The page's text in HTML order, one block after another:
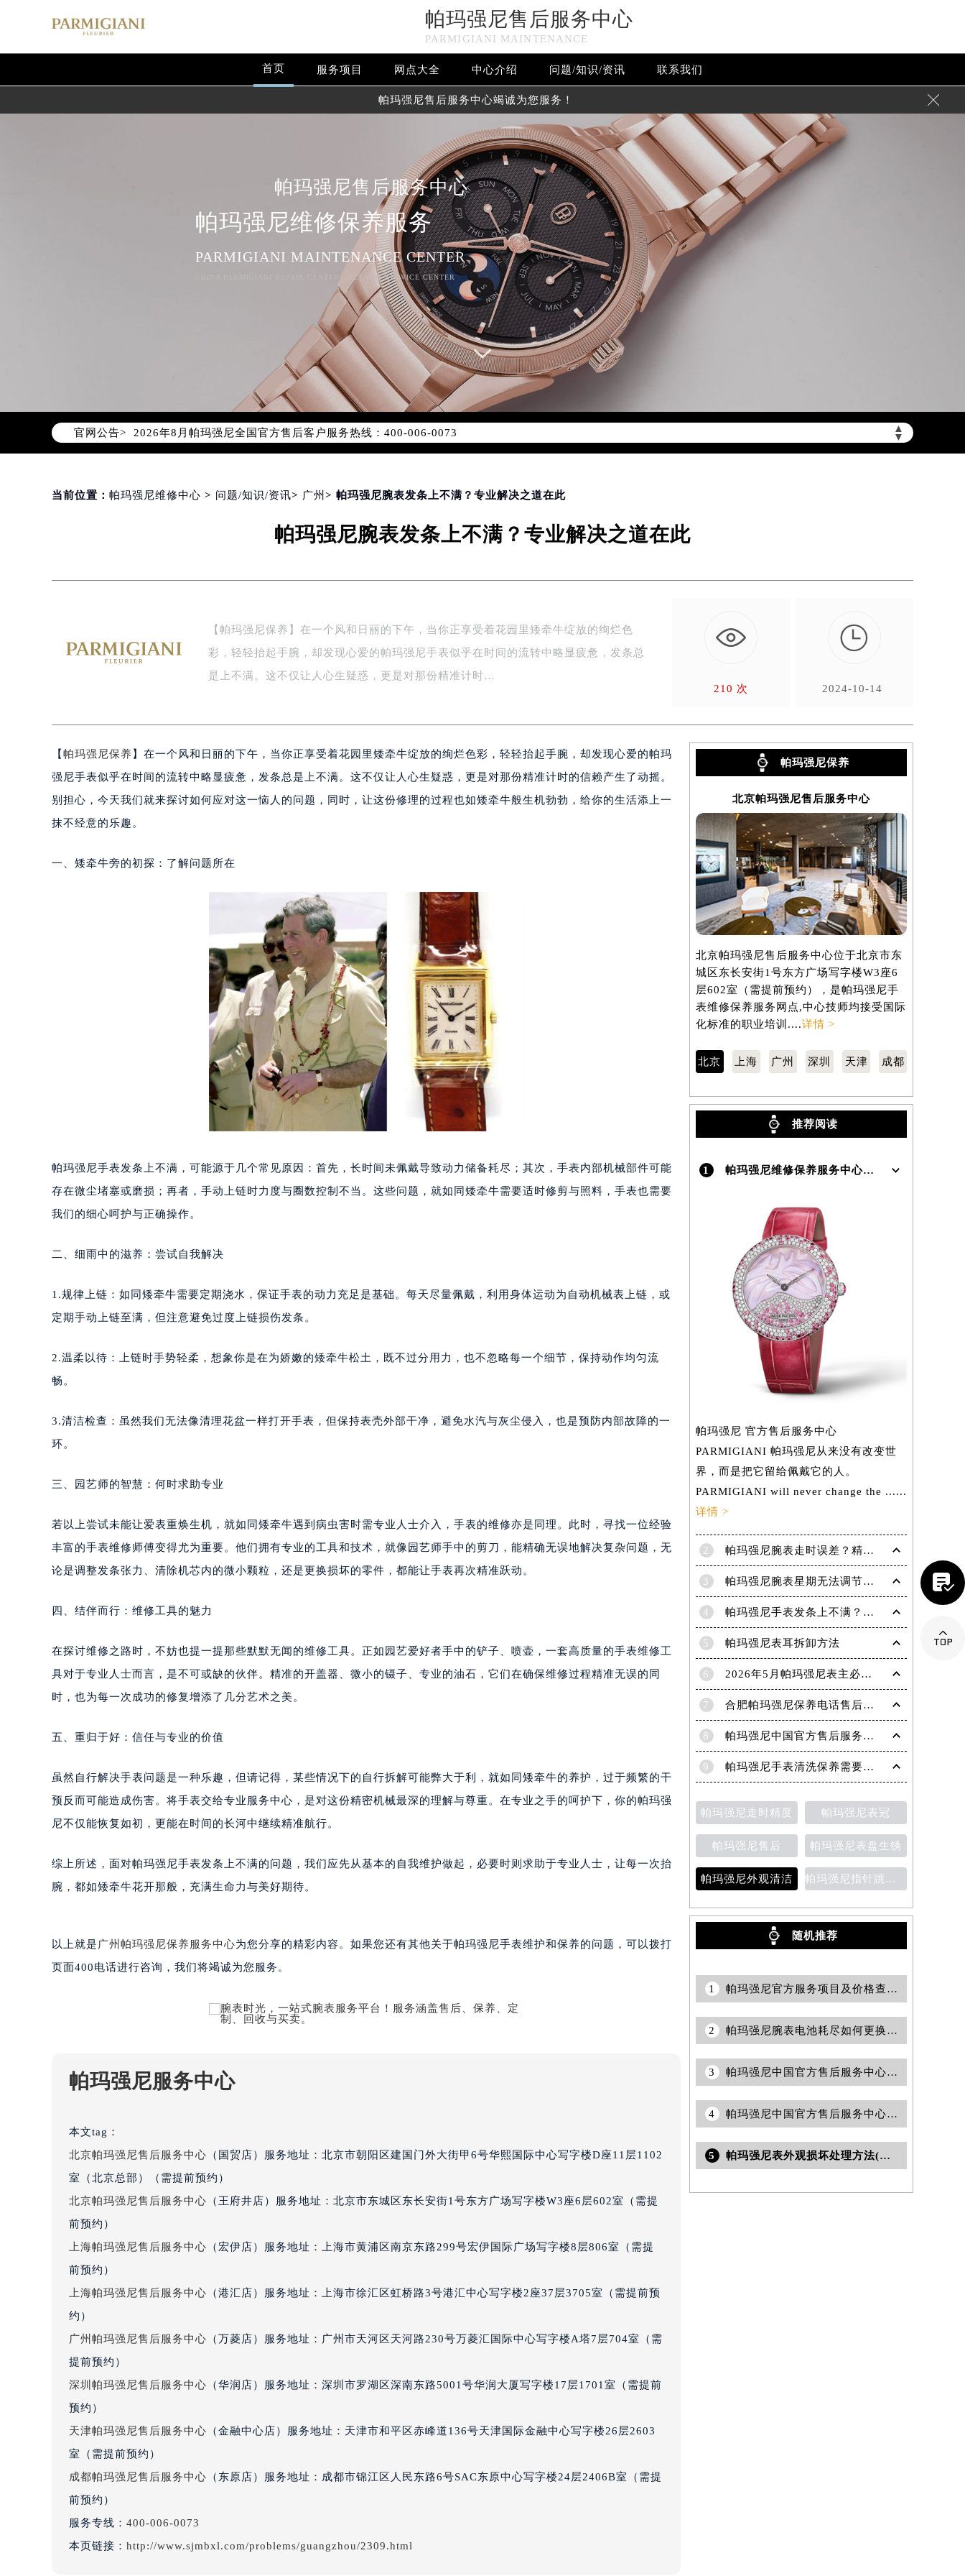
帕玛强尼售后服务中心
PARMIGIANI MAINTENANCE
首页 服务项目 网点大全 中心介绍 问题/知识/资讯 联系我们
帕玛强尼售后服务中心竭诚为您服务！ 
帕玛强尼售后服务中心
帕玛强尼维修保养服务
PARMIGIANI MAINTENANCE CENTER
CHINA PARMIGIANI REPAIR CENTER - REPAIRS SERVICE CENTER
官网公告> ▲
▼
2026年8月帕玛强尼中国区售后服务网络优化升级公告
2026年8月帕玛强尼全国官方售后客户服务热线：400-006-0073
帕玛强尼官方全国统一服务热线400-006-0073，服务覆盖中国大陆、香港、澳门、台湾全部区域（非大陆需加拨“+86”）
2026年8月帕玛强尼售后服务中心最新网点地址：
北京市东城区东长安街1号东方广场写字楼W3座6层602室（需提前预约）
上海市徐汇区虹桥路3号港汇中心写字楼2座37层3705室（需提前预约）
扬州市邗江区国展路29号星耀天地写字楼1号楼18层1803室（需提前预约）
盐城市盐都区世纪大道5号盐城金融城写字楼1号楼16层1604室（需提前预约）
泰州市海陵区永定东路399号置地商务中心东塔写字楼（华润万象城）17层1706室（需提前预约）
绍兴市越城区胜利东路379号世茂天际中心写字楼8层805室（需提前预约）
嘉兴市南湖区广益路705号嘉兴世界贸易中心写字楼A座13层1304室（需提前预约）
南昌市红谷滩新区红谷中大道998号绿地双子塔（中央广场）A1座办公楼14层07室（需提前预约）
广州市越秀区环市东路371-375号世界贸易中心大厦南塔写字楼15层07室（需提前预约）
惠州市惠城区江北文昌一路7号华贸大厦写字楼1座30层05室（需提前预约）
厦门市思明区湖滨东路95号华润大厦写字楼B座11层1104室（需提前预约）
福州市鼓楼区五四路128-1号恒力城写字楼15层03室（需提前预约）
成都市锦江区人民东路6号SAC东原中心写字楼24层2406B室（需提前预约）
重庆市江北区观音桥步行街2号融恒时代广场写字楼9层902室（需提前预约）
长沙市芙蓉区定王台街道建湘路393号世茂环球金融中心写字楼（芙蓉广场）10层13室（需提前预约）
郑州市二七区铭功路10号华润大厦写字楼29层2905室（需提前预约）
太原市迎泽区解放路15号亨得利名表服务中心（品牌授权店）3层整层（需提前预约）
沈阳市沈河区中街路137号亨得利名表服务中心（品牌授权店）1层整层（需提前预约）
沈阳市沈河区中街路83号亨得利名表服务中心（品牌授权店）1层整层（需提前预约）
乌鲁木齐市天山区红山路26号时代广场（CCMALL）C座17层17-B（需提前预约）
温州市鹿城区锦绣路1067号置信广场10层1015室（需提前预约）
佛山市禅城区季华五路57号万科金融中心C座12层1205室（需提前预约）
东莞市东城街道鸿福东路1号民盈国贸中心T1写字楼9层907室（需提前预约）
无锡市梁溪区人民中路139号恒隆广场写字楼1座11层1104室（需提前预约）
苏州市苏州工业园区星港街199号苏州中心办公楼C座22层08室（需提前预约）
南宁市青秀区金湖路59号地王大厦12楼1224室（需提前预约）
合肥市蜀山区潜山路111号万象城华润大厦B座12楼03室（需提前预约）
青岛市南区山东路6号华润大厦B座22层04室（需提前预约）
贵阳市南明区都司高架桥路33号亨特国际金融中心14楼14D（需提前预约）
西安市碑林区南关正街88号华侨城长安国际中心E座6楼10室（需提前预约）
唐山市路南区新华东道100号万达广场写字楼A座10层1002室（需提前预约）
台州市椒江区东海大道1800号腾达中心东1幢20楼2002室（需提前预约）
甘肃省兰州市七里河区西津西路16号兰州中心写字楼21层2102室（需提前预约）
黑龙江省大庆市萨尔图区会战大街帕玛强尼售后服务中心（需提前预约）
黑龙江省黑河市爱辉区中央街帕玛强尼售后服务中心（需提前预约）
黑龙江省鸡西市鸡冠区红军路帕玛强尼售后服务中心（需提前预约）
黑龙江省佳木斯市向阳区长安路帕玛强尼售后服务中心（需提前预约）
黑龙江省七台河市桃山区大同街帕玛强尼售后服务中心（需提前预约）
黑龙江省双鸭山市尖山区新兴大街帕玛强尼售后服务中心（需提前预约）
黑龙江省绥化市北林区新华街与康庄路交叉口帕玛强尼售后服务中心（需提前预约）
黑龙江省伊春市伊美区通河路帕玛强尼售后服务中心（需提前预约）
吉林省白山市浑江区浑江大街帕玛强尼售后服务中心（需提前预约）
吉林省吉林市船营区河南街帕玛强尼售后服务中心（需提前预约）
吉林省四平市铁东区紫气大路与南九经街交汇处帕玛强尼售后服务中心（需提前预约）
吉林省松原市宁江区五环大街帕玛强尼售后服务中心（需提前预约）
吉林省延边市延吉市解放路帕玛强尼售后服务中心（需提前预约）
辽宁省鞍山市铁东区站前街帕玛强尼售后服务中心（需提前预约）
辽宁省丹东市振兴区七经街帕玛强尼售后服务中心（需提前预约）
辽宁省锦州市古塔区中央大街帕玛强尼售后服务中心（需提前预约）
辽宁省辽阳市白塔区新运大街帕玛强尼售后服务中心（需提前预约）
辽宁省盘锦市兴隆台区石油大街帕玛强尼售后服务中心（需提前预约）
辽宁省营口市站前区市府路与渤海大街交叉口帕玛强尼售后服务中心（需提前预约）
河北省保定市竞秀区朝阳北大街北国先天下帕玛强尼售后服务中心（需提前预约）
内蒙古自治区巴彦淖尔市临河区新华街帕玛强尼售后服务中心（需提前预约）
内蒙古自治区赤峰市红山区哈达街帕玛强尼售后服务中心（需提前预约）
内蒙古自治区通辽市科尔沁区明仁大街帕玛强尼售后服务中心（需提前预约）
内蒙古自治区乌兰察布市集宁区恩和大街帕玛强尼售后服务中心（需提前预约）
内蒙古自治区锡林郭勒盟市锡林浩特市光明街与额尔敦路交叉口帕玛强尼售后服务中心（需提前预约）
当前位置： 帕玛强尼维修中心 > 问题/知识/资讯> 广州 > 帕玛强尼腕表发条上不满？专业解决之道在此
帕玛强尼腕表发条上不满？专业解决之道在此
【帕玛强尼保养】在一个风和日丽的下午，当你正享受着花园里矮牵牛绽放的绚烂色
彩，轻轻抬起手腕，却发现心爱的帕玛强尼手表似乎在时间的流转中略显疲惫，发条总
是上不满。这不仅让人心生疑惑，更是对那份精准计时…
210 次

2024-10-14
【 帕玛强尼保养 】在一个风和日丽的下午，当你正享受着花园里矮牵牛绽放的绚烂色彩，轻轻抬起手腕，却发现心爱的帕玛
强尼手表似乎在时间的流转中略显疲惫，发条总是上不满。这不仅让人心生疑惑，更是对那份精准计时的信赖产生了动摇。
别担心，今天我们就来探讨如何应对这一恼人的问题，同时，让这份修理的过程也如矮牵牛般生机勃勃，给你的生活添上一
抹不经意的乐趣。
一、矮牵牛旁的初探：了解问题所在
帕玛强尼手表发条上不满，可能源于几个常见原因：首先，长时间未佩戴导致动力储备耗尽；其次，手表内部机械部件可能
存在微尘堵塞或磨损；再者，手动上链时力度与圈数控制不当。这些问题，就如同矮牵牛需要适时修剪与照料，手表也需要
我们的细心呵护与正确操作。
二、细雨中的滋养：尝试自我解决
1.规律上链：如同矮牵牛需要定期浇水，保证手表的动力充足是基础。每天尽量佩戴，利用身体运动为自动机械表上链，或
定期手动上链至满，但注意避免过度上链损伤发条。
2.温柔以待：上链时手势轻柔，想象你是在为娇嫩的矮牵牛松土，既不过分用力，也不忽略每一个细节，保持动作均匀流
畅。
3.清洁检查：虽然我们无法像清理花盆一样打开手表，但保持表壳外部干净，避免水汽与灰尘侵入，也是预防内部故障的一
环。
三、园艺师的智慧：何时求助专业
若以上尝试未能让爱表重焕生机，就如同矮牵牛遇到病虫害时需专业人士介入，手表的维修亦是同理。此时，寻找一位经验
丰富的手表维修师傅变得尤为重要。他们拥有专业的工具和技术，就像园艺师手中的剪刀，能精确无误地解决复杂问题，无
论是调整发条张力、清除机芯内的微小颗粒，还是更换损坏的零件，都能让手表再次精准跃动。
四、结伴而行：维修工具的魅力
在探讨维修之路时，不妨也提一提那些默默无闻的维修工具。正如园艺爱好者手中的铲子、喷壶，一套高质量的手表维修工
具对于专业人士而言，是不可或缺的伙伴。精准的开盖器、微小的镊子、专业的油石，它们在确保维修过程精准无误的同
时，也为每一次成功的修复增添了几分艺术之美。
五、重归于好：信任与专业的价值
虽然自行解决手表问题是一种乐趣，但请记得，某些情况下的自行拆解可能弊大于利，就如同矮牵牛的养护，过于频繁的干
预反而可能造成伤害。将手表交给专业服务中心，是对这份精密机械最深的理解与尊重。在专业之手的呵护下，你的帕玛强
尼不仅能恢复如初，更能在时间的长河中继续精准航行。
综上所述，面对帕玛强尼手表发条上不满的问题，我们应先从基本的自我维护做起，必要时则求助于专业人士，让每一次抬
腕，都如矮牵牛花开那般，充满生命力与美好期待。
以上就是 广州帕玛强尼保养服务中心为您分享的精彩内容。如果您还有其他关于帕玛强尼手表维护和保养的问题，可以拨打
页面400电话进行咨询，我们将竭诚为您服务。
帕玛强尼服务中心
本文tag：
北京帕玛强尼售后服务中心 （国贸店）服务地址：北京市朝阳区建国门外大街甲6号华熙国际中心写字楼D座11层1102
室（北京总部）（需提前预约）
北京帕玛强尼售后服务中心 （王府井店）服务地址：北京市东城区东长安街1号东方广场写字楼W3座6层602室（需提
前预约）
上海帕玛强尼售后服务中心 （宏伊店）服务地址：上海市黄浦区南京东路299号宏伊国际广场写字楼8层806室（需提
前预约）
上海帕玛强尼售后服务中心 （港汇店）服务地址：上海市徐汇区虹桥路3号港汇中心写字楼2座37层3705室（需提前预
约）
广州帕玛强尼售后服务中心 （万菱店）服务地址：广州市天河区天河路230号万菱汇国际中心写字楼A塔7层704室（需
提前预约）
深圳帕玛强尼售后服务中心 （华润店）服务地址：深圳市罗湖区深南东路5001号华润大厦写字楼17层1701室（需提前
预约）
天津帕玛强尼售后服务中心 （金融中心店）服务地址：天津市和平区赤峰道136号天津国际金融中心写字楼26层2603
室（需提前预约）
成都帕玛强尼售后服务中心 （东原店）服务地址：成都市锦江区人民东路6号SAC东原中心写字楼24层2406B室（需提
前预约）
服务专线： 400-006-0073
本页链接： http://www.sjmbxl.com/problems/guangzhou/2309.html
帕玛强尼保养
北京帕玛强尼售后服务中心
北京帕玛强尼售后服务中心位于北京市东
城区东长安街1号东方广场写字楼W3座6
层602室（需提前预约），是帕玛强尼手
表维修保养服务网点,中心技师均接受国际
化标准的职业培训....详情 >
北京 上海 广州 深圳 天津 成都
推荐阅读
1 帕玛强尼维修保养服务中心介绍 | Parmigiani
帕玛强尼 官方售后服务中心
PARMIGIANI 帕玛强尼从来没有改变世
界，而是把它留给佩戴它的人。
PARMIGIANI will never change the ......
详情 >
2 帕玛强尼腕表走时误差？精准调校方法大揭秘
3 帕玛强尼腕表星期无法调节？速解难题，腕表达人支招
4 帕玛强尼手表发条上不满？轻松解决之道，让你精准把握时间
5 帕玛强尼表耳拆卸方法
6 2026年5月帕玛强尼表主必读最终版：售后网点迁移与新开业
7 合肥帕玛强尼保养电话售后服务中心权威公示（2026年7月最新）
8 帕玛强尼中国官方售后服务中心｜完整地址与官方电话权威信息通知（2026年7月最新）
9 帕玛强尼手表清洗保养需要多久？
帕玛强尼走时精度 帕玛强尼表冠
帕玛强尼售后 帕玛强尼表盘生锈
帕玛强尼外观清洁 帕玛强尼指针跳动异常
随机推荐
1 帕玛强尼官方服务项目及价格查询｜维修地址及售后服务热线权威信息公告（2026年7月最新）
2 帕玛强尼腕表电池耗尽如何更换与处理指南
3 帕玛强尼中国官方售后服务中心｜网点地址与24小时客服热线权威信息公告（2026年7月最新）
4 帕玛强尼中国官方售后服务中心｜全部地址与24小时客服电话权威信息声明（2026年7月最新）
5 帕玛强尼表外观损坏处理方法(全面解析帕玛强尼表外观损坏的有效处理方法)

